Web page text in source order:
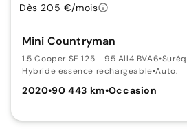
Mini Countryman
1.5 Cooper SE 125 - 95 All4 BVA6•
Hybride essence rechargeable•Auto.
2020•90 443 km•Occasion
Dès 205 €/mois